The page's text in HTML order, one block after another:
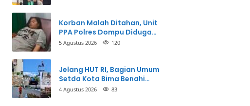
Korban Malah Ditahan, Unit
PPA Polres Dompu Diduga
Balikkan Fakta Kasus
5 Agustus 2026 120
Jelang HUT RI, Bagian Umum
Setda Kota Bima Benahi
Kantor Pemkot
4 Agustus 2026 83